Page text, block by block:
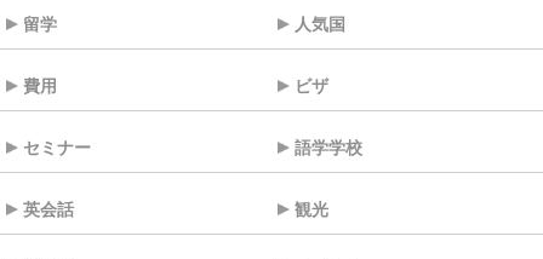
留学 人気国
費用 ビザ
セミナー 語学学校
英会話 観光